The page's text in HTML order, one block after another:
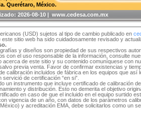
Querétaro, México.
2026-08-10 | www.cedesa.com.mx
(USD) sujetos al tipo de cambio publicado en
este sitio web ha sido cuidadosamente revisado y
y diseños son propiedad de sus respectivos
con el uso responsable de la información, consulte
acerca de este sitio y su contenido comuníquese con
previa venta. Favor de confirmar existencias y
calibración incluidos de fábrica en los equipos que
de certificación “en si”.
un instrumento que incluye certificado de calibración
y distribución. Esto no demerita el objetivo
en caso de que el incluido en el equipo surtido
vigencia de un año, con datos de los parámetros
y acreditación EMA, debe solicitarlos como un